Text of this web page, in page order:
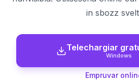
in sbozz
Telechargiar
Windows
Empruvar